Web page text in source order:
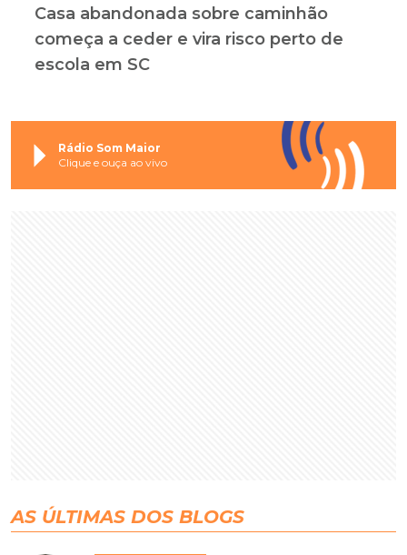
Casa abandonada sobre caminhão
começa a ceder e vira risco perto de
escola em SC
Rádio Som Maior
Clique e ouça ao vivo
AS ÚLTIMAS DOS BLOGS